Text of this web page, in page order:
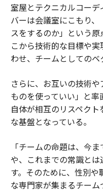
室屋とテクニカルコー
バーは会議室にこもり
スをするのか」という
こから技術的な目標や
わせ、チームとしてのベ
さらに、お互いの技術
ものを使っていい」と
自体が相互のリスペク
な基盤となっている。
「チームの命題は、今
や、これまでの常識と
す。そのために、性別
な専門家が集まるチー